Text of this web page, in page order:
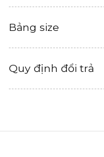
Bảng size
Quy định đổi trả